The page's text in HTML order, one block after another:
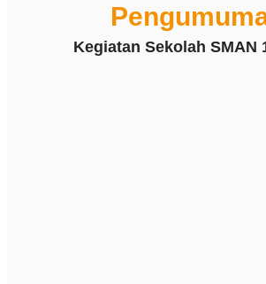
Kegiatan Sekolah SMAN